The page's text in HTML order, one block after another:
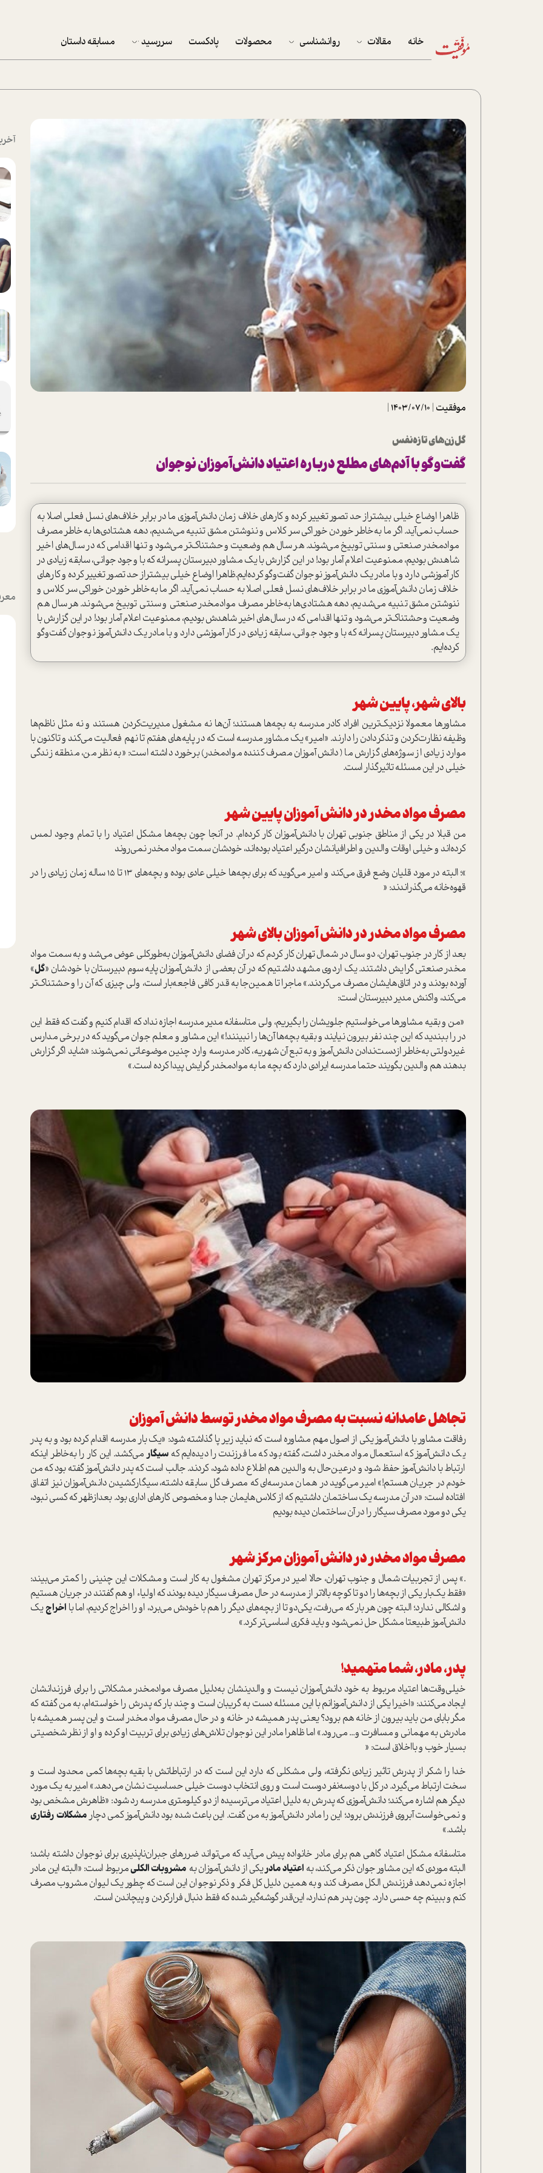
خانه مقالات
پرونده ویژه
زندگی
نوجوان
کار
پلاس
تحلیل فیلم
شیوانا
داستان
روانشناسی محصولات پادکست سررسید مسابقه داستان
موفقیت |
1403/07/10
|
گل‌زن‌های تازه‌نفس
گفت‌وگو با آدم‌های مطلع درباره اعتیاد دانش‌آموزان نوجوان
ظاهرا اوضاع خیلی بیشتر‌از حد تصور تغییر کرده و کارهای خلاف زمان دانش‌آموزی ما در برابر خلاف‌های نسل فعلی اصلا به
حساب نمی‌آید. اگر ما به‌خاطر خوردن خوراکی‌ سر کلاس و ننوشتن مشق تنبیه می‌شدیم، دهه هشتادی‌ها به‌خاطر مصرف
مواد‌مخدر صنعتی و سنتی توبیخ می‌شوند. هر سال هم وضعیت وحشتناک‌تر می‌شود و تنها اقدامی که در سال‌های اخیر
شاهدش بودیم، ممنوعیت اعلام آمار بود! در این گزارش با یک مشاور دبیرستان پسرانه که با وجود جوانی، سابقه زیادی در
کار آموزشی دارد و با مادر یک دانش‌آموز نوجوان گفت‌وگو کرده‌ایم.ظاهرا اوضاع خیلی بیشتر‌از حد تصور تغییر کرده و کارهای
خلاف زمان دانش‌آموزی ما در برابر خلاف‌های نسل فعلی اصلا به حساب نمی‌آید. اگر ما به‌خاطر خوردن خوراکی‌ سر کلاس و
ننوشتن مشق تنبیه می‌شدیم، دهه هشتادی‌ها به‌خاطر مصرف مواد‌مخدر صنعتی و سنتی توبیخ می‌شوند. هر سال هم
وضعیت وحشتناک‌تر می‌شود و تنها اقدامی که در سال‌های اخیر شاهدش بودیم، ممنوعیت اعلام آمار بود! در این گزارش با
یک مشاور دبیرستان پسرانه که با وجود جوانی، سابقه زیادی در کار آموزشی دارد و با مادر یک دانش‌آموز نوجوان گفت‌وگو
کرده‌ایم.
بالای شهر، پایین شهر
مشاورها معمولا نزدیک‌ترین افراد کادر مدرسه به بچه‌ها هستند؛ آن‌ها نه مشغول مدیریت‌کردن هستند و نه مثل ناظم‌ها
وظیفه نظارت‌کردن و تذکر‌دادن را دارند. «امیر» یک مشاور مدرسه است که در پایه‌های هفتم تا نهم فعالیت می‌کند و تا‌کنون با
موارد زیادی از سوژه‌های گزارش ما (دانش آموزان مصرف کننده موادمخدر) برخورد داشته است: «به نظر من، منطقه زندگی
خیلی در این مسئله تاثیرگذار است.
مصرف مواد مخدر در دانش آموزان پایین شهر
من قبلا در یکی از مناطق جنوبی تهران با دانش‌آموزان کار کرده‌ام. در آنجا چون بچه‌ها مشکل اعتیاد را با تمام وجود لمس
کرده‌اند و خیلی اوقات والدین و اطرافیانشان درگیر اعتیاد بوده‌اند، خودشان سمت مواد مخدر نمی‌روند
»؛ البته در مورد قلیان وضع فرق می‌کند و امیر می‌گوید که برای بچه‌ها خیلی عادی بوده و بچه‌های 13 تا 15 ساله زمان زیادی را در
قهوه‌خانه می‌گذراندند: «
مصرف مواد مخدر در دانش آموزان بالای شهر
بعد از کار در جنوب تهران، دو سال در شمال تهران کار کردم که در آن فضای دانش‌آموزان به‌طور‌کلی عوض می‌شد و به سمت مواد
مخدر صنعتی گرایش داشتند. یک اردوی مشهد داشتیم که در آن بعضی از دانش‌آموزان پایه سوم دبیرستان با خودشان «گل»
آورده بودند و در اتاق‌هایشان مصرف می‌کردند.» ماجرا تا همین‌جا به قدر کافی فاجعه‌بار است، ولی چیزی که آن را وحشتناک‌تر
می‌کند، واکنش مدیر دبیرستان است:
«من و بقیه مشاورها می‌خواستیم جلویشان را بگیریم، ولی متاسفانه مدیر مدرسه اجازه نداد که اقدام کنیم و گفت که فقط این
در را ببندید که این چند نفر بیرون نیایند و بقیه بچه‌ها آن‌ها را نبینند!» این مشاور و معلم جوان می‌گوید که در برخی مدارس
غیر‌دولتی به‌خاطر از‌دست‌ندادن دانش‌آموز و به تبع آن شهریه، کادر مدرسه وارد چنین موضوعاتی نمی‌شوند: «شاید اگر گزارش
بدهند هم والدین بگویند حتما مدرسه ایرادی دارد که بچه ما به مواد‌مخدر گرایش پیدا کرده است.»
تجاهل عامدانه نسبت به مصرف مواد مخدر توسط دانش آموزان
رفاقت مشاور با دانش‌آموز یکی از اصول مهم مشاوره است که نباید زیر پا گذاشته شود: «یک بار مدرسه اقدام کرده بود و به پدر
یک دانش‌آموز که استعمال مواد مخدر داشت، گفته بود که ما فرزندت را دیده‌ایم که سیگارمی‌کشد. این کار را به‌خاطر اینکه
ارتباط با دانش‌آموز حفظ شود و در‌عین‌حال به والدین هم اطلاع داده شود، کردند. جالب است که پدر دانش‌آموز گفته بود که من
خودم در جریان هستم!» امیر می‌گوید در همان مدرسه‌ای که مصرف گل سابقه داشته، سیگار‌کشیدن دانش‌آموزان نیز اتفاق
افتاده است: «در آن مدرسه یک ساختمان داشتیم که از کلاس‌هایمان جدا و مخصوص کارهای اداری بود. بعدازظهر که کسی نبود،
یکی دو مورد مصرف سیگار را در آن ساختمان دیده بودیم
مصرف مواد مخدر در دانش آموزان مرکز شهر
.» پس از تجربیات شمال و جنوب تهران، حالا امیر در مرکز تهران مشغول به کار است و مشکلات این چنینی را کمتر می‌بیند:
«فقط یک‌بار یکی از بچه‌ها را دو تا کوچه بالاتر از مدرسه در حال مصرف سیگار دیده بودند که اولیاء او هم گفتند در جریان هستیم
و اشکالی ندارد؛ البته چون هر بار که می‌رفت، یکی‌دو تا از بچه‌های دیگر را هم با خودش می‌برد، او را اخراج کردیم، اما با اخراجیک
دانش‌آموز طبیعتا مشکل حل نمی‌شود و باید فکری اساسی‌تر کرد.»
پدر، مادر، شما متهمید!
خیلی‌وقت‌ها اعتیاد مربوط به خود دانش‌آموزان نیست و والدینشان به‌دلیل مصرف مواد‌مخدر مشکلاتی را برای فرزندانشان
ایجاد می‌کنند: «اخیرا یکی از دانش‌آموزانم با این مسئله دست به گریبان است و چند بار که پدرش را خواسته‌ام، به من گفته که
مگر بابای من باید بیرون از خانه هم برود؟ یعنی پدر همیشه در خانه و در حال مصرف مواد مخدر است و این پسر همیشه با
مادرش به مهمانی و مسافرت و... می‌رود.» اما ظاهرا مادر این نوجوان تلاش‌های زیادی برای تربیت او کرده و او از نظر شخصیتی
بسیار خوب و بااخلاق است: «
خدا را شکر از پدرش تاثیر زیادی نگرفته، ولی مشکلی که دارد این است که در ارتباطاتش با بقیه بچه‌ها کمی محدود است و
سخت ارتباط می‌گیرد. در کل با دو‌سه‌نفر دوست است و روی انتخاب دوست خیلی حساسیت نشان می‌دهد.» امیر به یک مورد
دیگر هم اشاره می‌کند؛ دانش‌آموزی که پدرش به دلیل اعتیاد می‌ترسیده از دو کیلومتری مدرسه رد شود: «ظاهرش مشخص بود
و نمی‌خواست آبروی فرزندش برود؛ این را مادر دانش‌آموز به من گفت. این باعث شده بود دانش‌آموز کمی دچارمشکلات رفتاری
باشد.»
متاسفانه مشکل اعتیاد گاهی هم برای مادر خانواده پیش می‌آید که می‌تواند ضررهای جبران‌ناپذیری برای نوجوان داشته باشد؛
البته موردی که این مشاور جوان ذکر می‌کند، به اعتیاد مادریکی از دانش‌آموزان به مشروبات الکلیمربوط است: «البته این مادر
اجازه نمی‌دهد فرزندش الکل مصرف کند و به همین دلیل کل فکر و ذکر نوجوان این است که چطور یک لیوان مشروب مصرف
کنم و ببینم چه حسی دارد. چون پدر هم ندارد، این‌قدر گوشه‌گیر شده که فقط دنبال فرار‌کردن و پیچاندن است.